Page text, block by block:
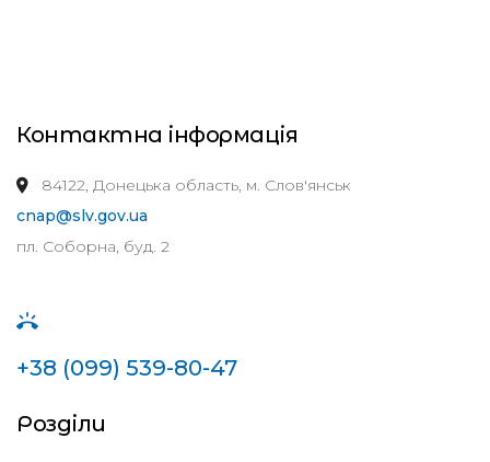
Контактна інформація
84122, Донецька область, м. Слов'янськ
cnap@slv.gov.ua
пл. Соборна, буд. 2
+38 (099) 539-80-47
Розділи